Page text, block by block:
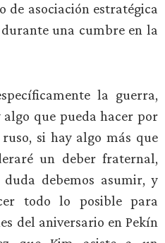
asociación estratégica
una cumbre en la
la guerra,
que pueda hacer por
si hay algo más que
un deber fraternal,
debemos asumir, y
todo lo posible para
del aniversario en Pekín